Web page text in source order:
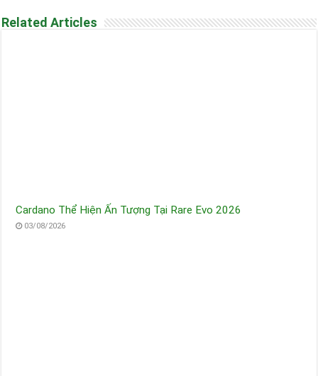
Related Articles
Cardano Thể Hiện Ấn Tượng Tại Rare Evo 2026
03/08/2026